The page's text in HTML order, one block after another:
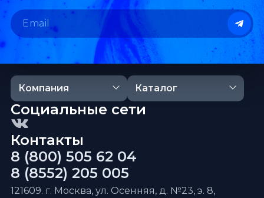
Компания Каталог
Контакты
8 (800) 505 62 04
8 (8552) 205 005
121609. г. Москва, ул. Осенняя, д. №23, э. 8,
Социальные сети